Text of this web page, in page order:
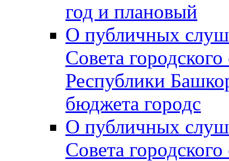
год и плановый
О публичных
Совета
Республики
бюджета городс
О публичных
Совета